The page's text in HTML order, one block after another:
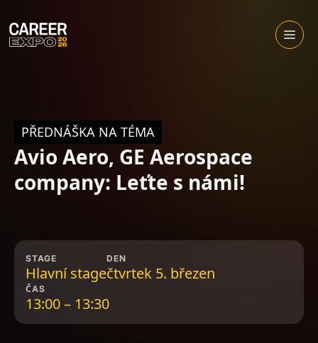
to
content
Otevřít
menu
PŘEDNÁŠKA NA TÉMA
Avio Aero, GE Aerospace
company: Leťte s námi!
STAGE
Hlavní stage
DEN
čtvrtek 5. březen
ČAS
13:00 – 13:30